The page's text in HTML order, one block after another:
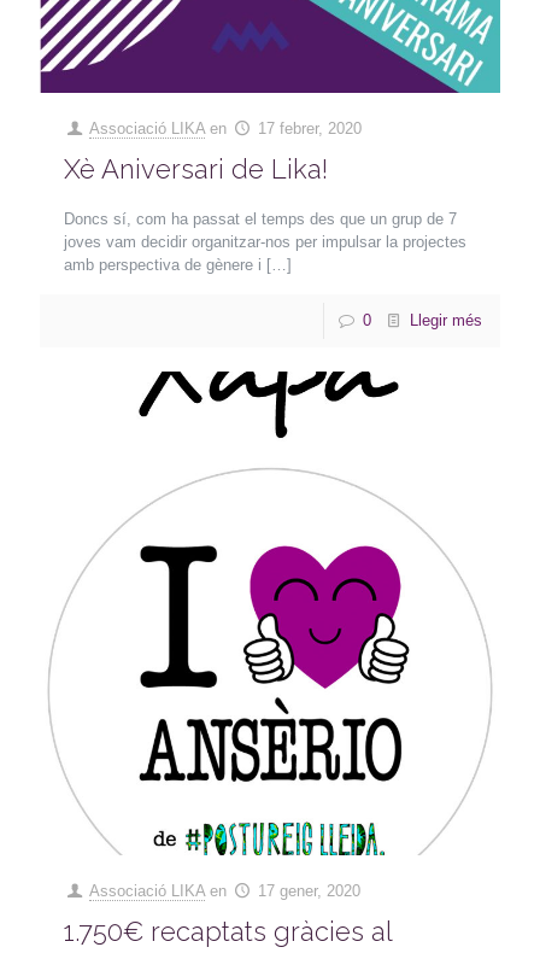
Associació LIKA en 17 febrer, 2020
Xè Aniversari de Lika!
Doncs sí, com ha passat el temps des que un grup de 7
joves vam decidir organitzar-nos per impulsar la projectes
amb perspectiva de gènere i […]
0 Llegir més
Associació LIKA en 17 gener, 2020
1.750€ recaptats gràcies al